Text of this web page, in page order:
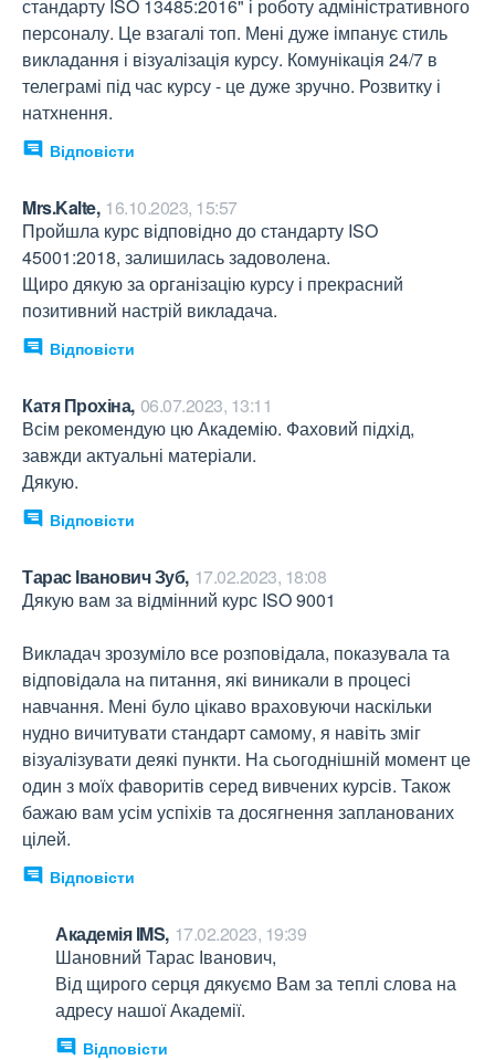
стандарту ISO 13485:2016" і роботу адміністративного
персоналу. Це взагалі топ. Мені дуже імпанує стиль
викладання і візуалізація курсу. Комунікація 24/7 в
телеграмі під час курсу - це дуже зручно. Розвитку і
натхнення.
Відповісти
Mrs.Kalte, 16.10.2023, 15:57
Пройшла курс відповідно до стандарту ISO
45001:2018, залишилась задоволена.
Щиро дякую за організацію курсу і прекрасний
позитивний настрій викладача.
Відповісти
Катя Прохіна, 06.07.2023, 13:11
Всім рекомендую цю Академію. Фаховий підхід,
завжди актуальні матеріали.
Дякую.
Відповісти
Тарас Іванович Зуб, 17.02.2023, 18:08
Дякую вам за відмінний курс ISO 9001
Викладач зрозуміло все розповідала, показувала та
відповідала на питання, які виникали в процесі
навчання. Мені було цікаво враховуючи наскільки
нудно вичитувати стандарт самому, я навіть зміг
візуалізувати деякі пункти. На сьогоднішній момент це
один з моїх фаворитів серед вивчених курсів. Також
бажаю вам усім успіхів та досягнення запланованих
цілей.
Відповісти
Академія IMS, 17.02.2023, 19:39
Шановний Тарас Іванович,
Від щирого серця дякуємо Вам за теплі слова на
адресу нашої Академії.
Відповісти